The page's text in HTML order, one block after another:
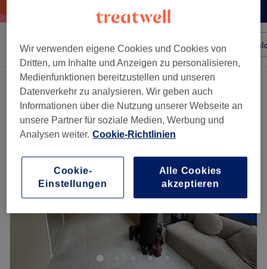
Sortieren nach Beliebiger Preis Besonderheiten
2 Salons die anbieten:
kräuterstempelmassagen in der Nähe von Dobel, Stuttgart
Wir verwenden eigene Cookies und Cookies von
Dritten, um Inhalte und Anzeigen zu personalisieren,
Medienfunktionen bereitzustellen und unseren
Datenverkehr zu analysieren. Wir geben auch
Informationen über die Nutzung unserer Webseite an
unsere Partner für soziale Medien, Werbung und
Analysen weiter. Cookie-Richtlinien
Cookie-
Einstellungen
Alle Cookies
akzeptieren